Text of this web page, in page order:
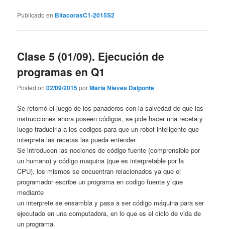
Publicado en BitacorasC1-2015S2
Clase 5 (01/09). Ejecución de
programas en Q1
Posted on02/09/2015porMaria Nieves Dalponte
Se retomó el juego de los panaderos con la salvedad de que las
instrucciones ahora poseen códigos, se pide hacer una receta y
luego traducirla a los codigos para que un robot inteligente que
interpreta las recetas las pueda entender.
Se introducen las nociones de código fuente (comprensible por
un humano) y código maquina (que es interpretable por la
CPU), los mismos se encuentran relacionados ya que el
programador escribe un programa en codigo fuente y que
mediante
un interprete se ensambla y pasa a ser código máquina para ser
ejecutado en una computadora, en lo que es el ciclo de vida de
un programa.